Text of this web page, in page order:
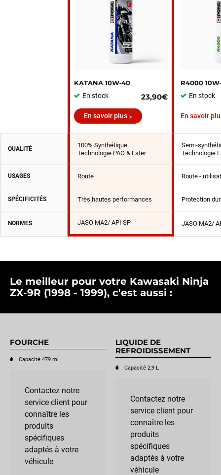
KATANA 10W‑40
En stock
23,90€
R4000
En stock
En savoir plus En savoir
QUALITÉ
100% Synthétique
Technologie PAO & Ester
Semi-
Technologie
USAGES Route Route -
SPÉCIFICITÉS Très hautes performances Protection
NORMES JASO MA2/ API SP JASO MA2/
Le meilleur pour votre Kawasaki Ninja
ZX-9R (1998 - 1999), c'est aussi :
FOURCHE
Capacité 479 ml
Contactez notre
service client pour
connaître les
produits
spécifiques
adaptés à votre
véhicule
LIQUIDE DE
REFROIDISSEMENT
Capacité 2,9 L
Contactez notre
service client pour
connaître les
produits
spécifiques
adaptés à votre
véhicule